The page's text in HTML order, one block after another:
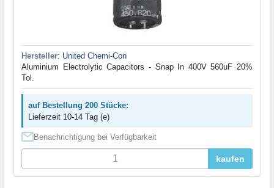
Hersteller: United Chemi-Con
Aluminium Electrolytic Capacitors - Snap In 400V 560uF 20%
Tol.
auf Bestellung 200 Stücke:
Lieferzeit 10-14 Tag (e)
Benachrichtigung bei Verfügbarkeit
kaufen